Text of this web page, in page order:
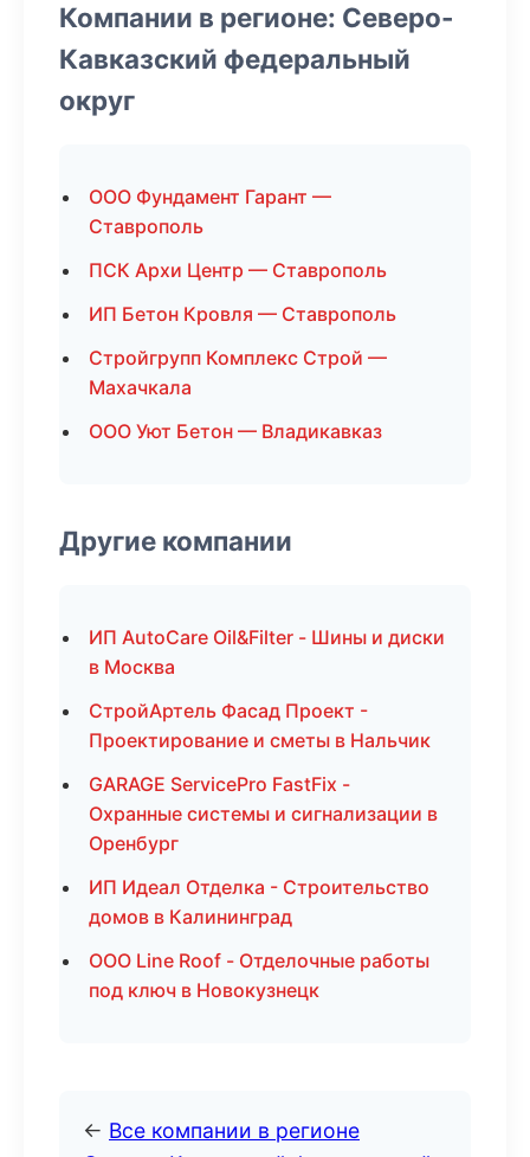
Компании в регионе: Северо-
Кавказский федеральный
округ
ООО Фундамент Гарант —
Ставрополь
ПСК Архи Центр — Ставрополь
ИП Бетон Кровля — Ставрополь
Стройгрупп Комплекс Строй —
Махачкала
ООО Уют Бетон — Владикавказ
Другие компании
ИП AutoCare Oil&Filter - Шины и диски
в Москва
СтройАртель Фасад Проект -
Проектирование и сметы в Нальчик
GARAGE ServicePro FastFix -
Охранные системы и сигнализации в
Оренбург
ИП Идеал Отделка - Строительство
домов в Калининград
ООО Line Roof - Отделочные работы
под ключ в Новокузнецк
← Все компании в регионе